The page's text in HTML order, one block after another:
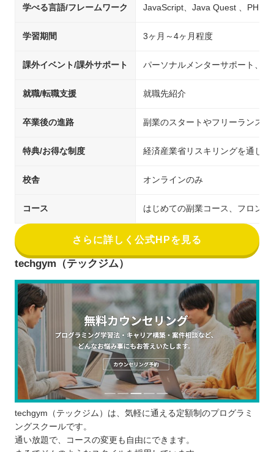
学べる言語/フレームワーク JavaScript、Java Quest 、PHP
学習期間 3ヶ月～4ヶ月程度
課外イベント/課外サポート パーソナルメンターサポート、
就職/転職支援 就職先紹介
卒業後の進路 副業のスタートやフリーランスへ
特典/お得な制度 経済産業省リスキリングを通じ
校舎 オンラインのみ
コース はじめての副業コース、フロン
さらに詳しく公式HPを見る
techgym（テックジム）
techgym（テックジム）は、気軽に通える定額制のプログラミ
ングスクールです。
通い放題で、コースの変更も自由にできます。